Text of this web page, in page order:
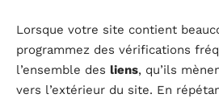
Lorsque votre site contient
programmez des vérifications
l’ensemble des liens, qu’ils
vers l’extérieur du site. En